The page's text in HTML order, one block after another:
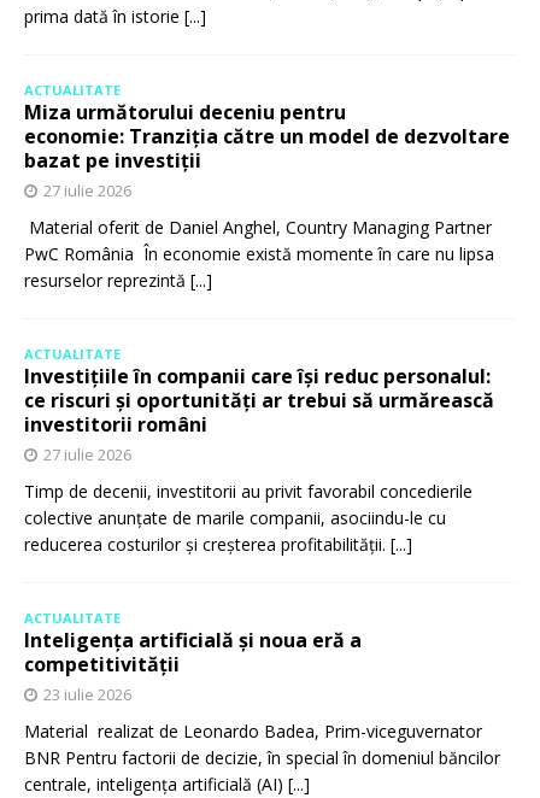
prima dată în istorie [...]
ACTUALITATE
Miza următorului deceniu pentru
economie: Tranziția către un model de dezvoltare
bazat pe investiții
27 iulie 2026
Material oferit de Daniel Anghel, Country Managing Partner
PwC România În economie există momente în care nu lipsa
resurselor reprezintă [...]
ACTUALITATE
Investițiile în companii care își reduc personalul:
ce riscuri și oportunități ar trebui să urmărească
investitorii români
27 iulie 2026
Timp de decenii, investitorii au privit favorabil concedierile
colective anunțate de marile companii, asociindu-le cu
reducerea costurilor și creșterea profitabilității. [...]
ACTUALITATE
Inteligența artificială și noua eră a
competitivității
23 iulie 2026
Material realizat de Leonardo Badea, Prim-viceguvernator
BNR Pentru factorii de decizie, în special în domeniul băncilor
centrale, inteligența artificială (AI) [...]